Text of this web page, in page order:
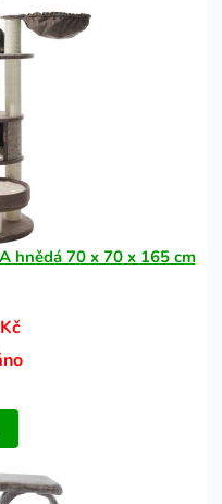
hnědá 70 x 70 x 165 cm